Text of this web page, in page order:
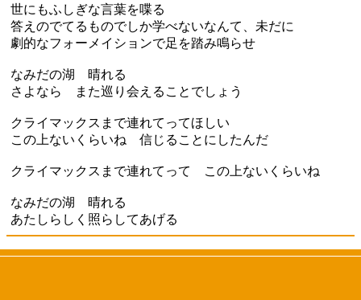
世にもふしぎな言葉を喋る
答えのでてるものでしか学べないなんて、未だに
劇的なフォーメイションで足を踏み鳴らせ
なみだの湖 晴れる
さよなら また巡り会えることでしょう
クライマックスまで連れてってほしい
この上ないくらいね 信じることにしたんだ
クライマックスまで連れてって この上ないくらいね
なみだの湖 晴れる
あたしらしく照らしてあげる